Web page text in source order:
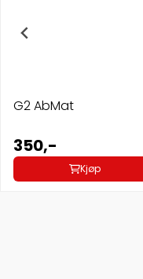
G2 AbMat
350,-
Kjøp